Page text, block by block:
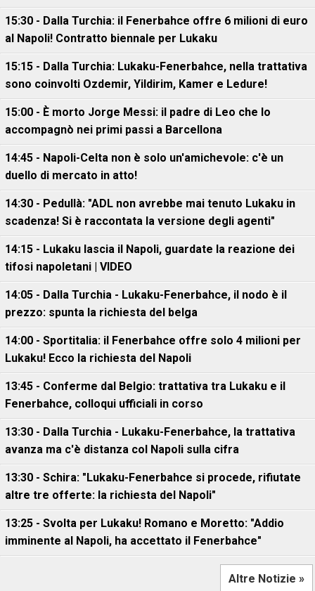
15:30 - Dalla Turchia: il Fenerbahce offre 6 milioni di euro
al Napoli! Contratto biennale per Lukaku
15:15 - Dalla Turchia: Lukaku-Fenerbahce, nella trattativa
sono coinvolti Ozdemir, Yildirim, Kamer e Ledure!
15:00 - È morto Jorge Messi: il padre di Leo che lo
accompagnò nei primi passi a Barcellona
14:45 - Napoli-Celta non è solo un'amichevole: c'è un
duello di mercato in atto!
14:30 - Pedullà: "ADL non avrebbe mai tenuto Lukaku in
scadenza! Si è raccontata la versione degli agenti"
14:15 - Lukaku lascia il Napoli, guardate la reazione dei
tifosi napoletani | VIDEO
14:05 - Dalla Turchia - Lukaku-Fenerbahce, il nodo è il
prezzo: spunta la richiesta del belga
14:00 - Sportitalia: il Fenerbahce offre solo 4 milioni per
Lukaku! Ecco la richiesta del Napoli
13:45 - Conferme dal Belgio: trattativa tra Lukaku e il
Fenerbahce, colloqui ufficiali in corso
13:30 - Dalla Turchia - Lukaku-Fenerbahce, la trattativa
avanza ma c'è distanza col Napoli sulla cifra
13:30 - Schira: "Lukaku-Fenerbahce si procede, rifiutate
altre tre offerte: la richiesta del Napoli"
13:25 - Svolta per Lukaku! Romano e Moretto: "Addio
imminente al Napoli, ha accettato il Fenerbahce"
Altre Notizie »